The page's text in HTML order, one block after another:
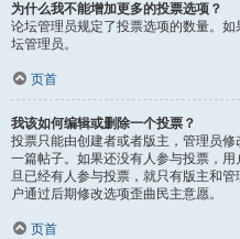
为什么我不能增加更多的投票选项？
论坛管理员规定了投票选项的数量。
坛管理员。
页首
我该如何编辑或删除一个投票？
投票只能由创建者或者版主，管理员
一篇帖子。如果还没有人参与投票，
旦已经有人参与投票，就只有版主和
户通过后期修改选项歪曲民主意愿。
页首